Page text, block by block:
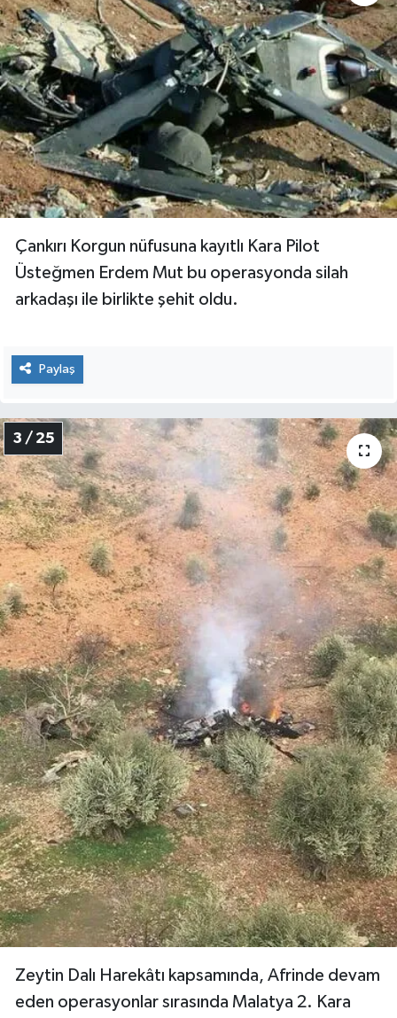
Çankırı Korgun nüfusuna kayıtlı Kara Pilot
Üsteğmen Erdem Mut bu operasyonda silah
arkadaşı ile birlikte şehit oldu.
Paylaş
3 / 25
Zeytin Dalı Harekâtı kapsamında, Afrinde devam
eden operasyonlar sırasında Malatya 2. Kara